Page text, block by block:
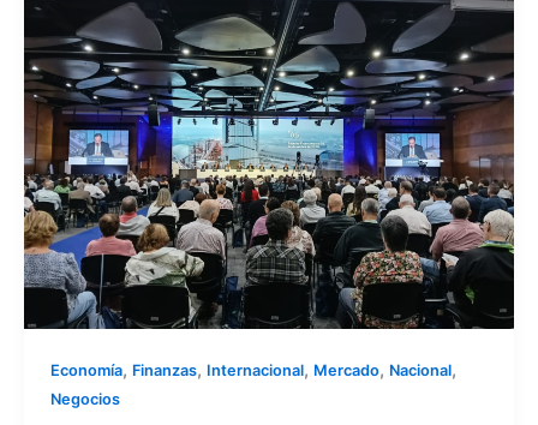
Economía, Finanzas, Internacional, Mercado, Nacional,
Negocios